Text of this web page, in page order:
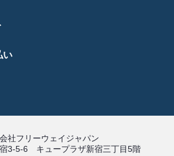
い
社フリーウェイジャパン
3-5-6 キュープラザ新宿三丁目5階